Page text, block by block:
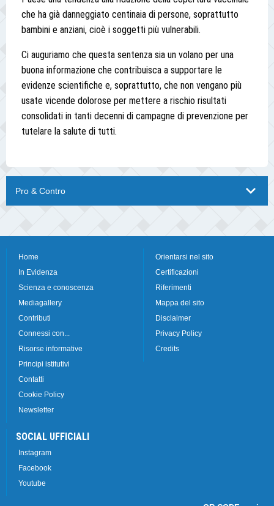
che ha già danneggiato centinaia di persone, soprattutto
bambini e anziani, cioè i soggetti più vulnerabili.
Ci auguriamo che questa sentenza sia un volano per una
buona informazione che contribuisca a supportare le
evidenze scientifiche e, soprattutto, che non vengano più
usate vicende dolorose per mettere a rischio risultati
consolidati in tanti decenni di campagne di prevenzione per
tutelare la salute di tutti.
Pro & Contro
Home
In Evidenza
Scienza e conoscenza
Mediagallery
Contributi
Connessi con...
Risorse informative
Principi istitutivi
Contatti
Cookie Policy
Newsletter
Orientarsi nel sito
Certificazioni
Riferimenti
Mappa del sito
Disclaimer
Privacy Policy
Credits
SOCIAL UFFICIALI
Instagram
Facebook
Youtube